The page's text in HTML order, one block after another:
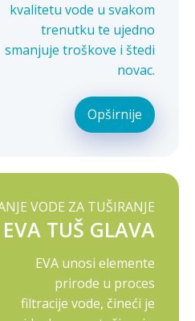
kvalitetu vode u svakom
trenutku te ujedno
smanjuje troškove i štedi
novac.
Opširnije
VODE ZA TUŠIRANJE
EVA TUŠ GLAVA
EVA unosi elemente
prirode u proces
filtracije vode, čineći je